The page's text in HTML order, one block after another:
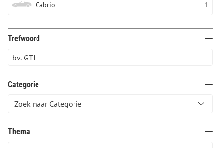
Cabrio 1
Trefwoord
Categorie
Thema